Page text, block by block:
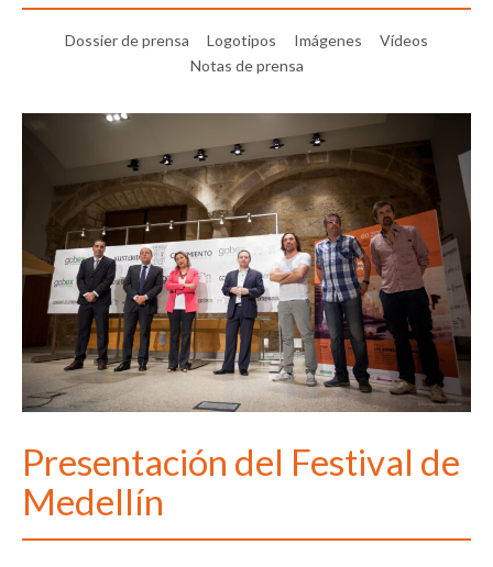
Dossier de prensa Logotipos Imágenes
Vídeos
Notas de prensa
Presentación del Festival de
Medellín